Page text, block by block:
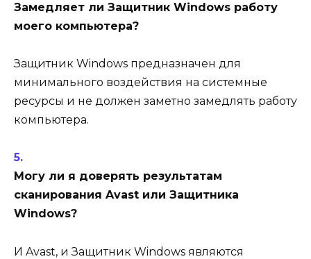
Замедляет ли Защитник Windows работу
моего компьютера?
Защитник Windows предназначен для
минимального воздействия на системные
ресурсы и не должен заметно замедлять работу
компьютера.
Могу ли я доверять результатам
сканирования Avast или Защитника
Windows?
И Avast, и Защитник Windows являются